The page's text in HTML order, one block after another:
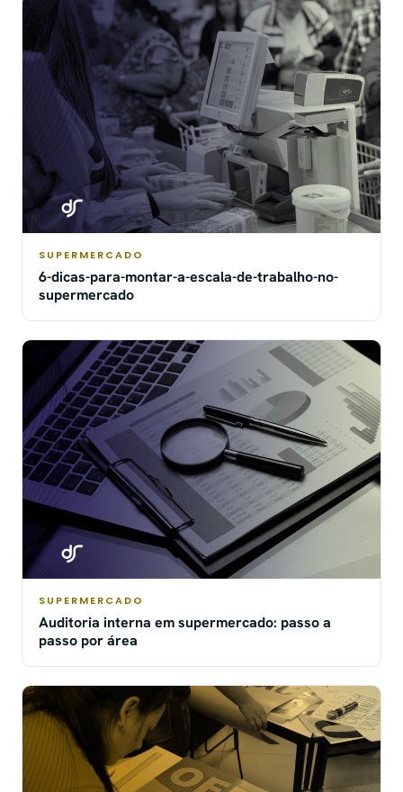
SUPERMERCADO
6-dicas-para-montar-a-escala-de-trabalho-no-
supermercado
SUPERMERCADO
Auditoria interna em supermercado: passo a
passo por área